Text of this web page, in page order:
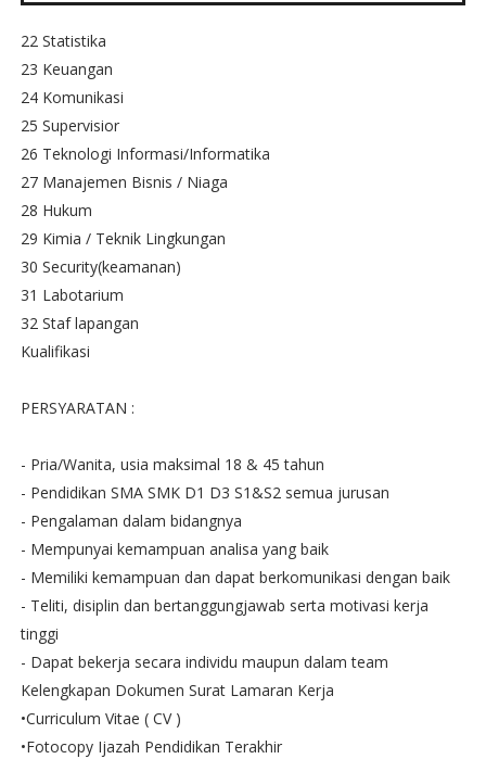
22 Statistika
23 Keuangan
24 Komunikasi
25 Supervisior
26 Teknologi Informasi/Informatika
27 Manajemen Bisnis / Niaga
28 Hukum
29 Kimia / Teknik Lingkungan
30 Security(keamanan)
31 Labotarium
32 Staf lapangan
Kualifikasi
PERSYARATAN :
- Pria/Wanita, usia maksimal 18 & 45 tahun
- Pendidikan SMA SMK D1 D3 S1&S2 semua jurusan
- Pengalaman dalam bidangnya
- Mempunyai kemampuan analisa yang baik
- Memiliki kemampuan dan dapat berkomunikasi dengan baik
- Teliti, disiplin dan bertanggungjawab serta motivasi kerja
tinggi
- Dapat bekerja secara individu maupun dalam team
Kelengkapan Dokumen Surat Lamaran Kerja
•Curriculum Vitae ( CV )
•Fotocopy Ijazah Pendidikan Terakhir